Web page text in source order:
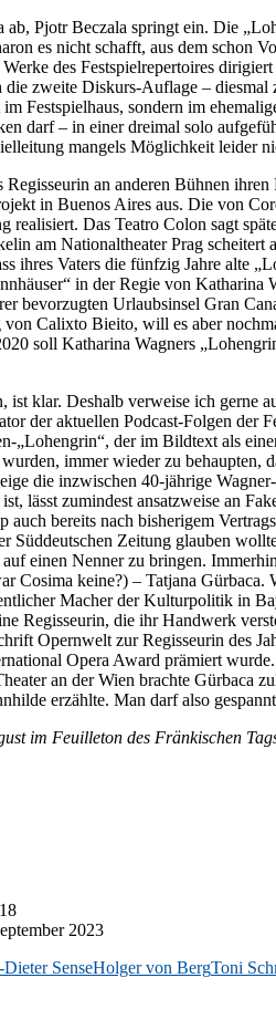
Pjotr Be­c­za­la springt ein. Die
es nicht schafft, aus dem schon
des Fest­spiel­re­per­toires
zwei­te Dis­kurs-Auf­la­ge –
Fest­spiel­haus, son­dern im
darf – in ei­ner drei­mal solo
man­gels Mög­lich­keit lei­der
an an­de­ren Büh­nen
in Bue­nos Ai­res aus. Die von
rea­li­siert. Das Tea­t­ro Co­lon sagt
am Na­tio­nal­thea­ter Prag
ih­res Va­ters die fünf­zig Jah­re
in der Re­gie von
be­vor­zug­ten Ur­laubs­in­sel Gran
von Ca­lix­to Biei­to, will es aber
soll Ka­tha­ri­na Wag­ners
ist klar. Des­halb ver­wei­se ich
der ak­tu­el­len Pod­cast-Fol­gen der
„Lohengrin“, der im Bild­text als
im­mer wie­der zu
die in­zwi­schen 40-jäh­ri­ge
lässt zu­min­dest an­satz­wei­se an
be­reits nach bis­he­ri­gem
Zei­tung glau­ben
ei­nen Nen­ner zu brin­gen.
Co­si­ma kei­ne?) – Tat­ja­na
Ma­cher der Kul­tur­po­li­tik in
Re­gis­seu­rin, die ihr Hand­werk
Opern­welt zur Re­gis­seu­rin des
Ope­ra Award prä­miert
an der Wien brach­te Gür­ba­ca
er­zähl­te. Man darf also
im Feuil­le­ton des Frän­ki­schen
2023
SenseHolger von BergToni